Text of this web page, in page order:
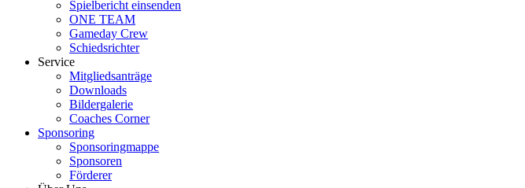
Spielbericht einsenden
ONE TEAM
Gameday Crew
Schiedsrichter
Service
Mitgliedsanträge
Downloads
Bildergalerie
Coaches Corner
Sponsoring
Sponsoringmappe
Sponsoren
Förderer